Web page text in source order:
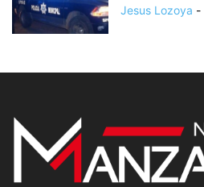
Jesus Lozoya -